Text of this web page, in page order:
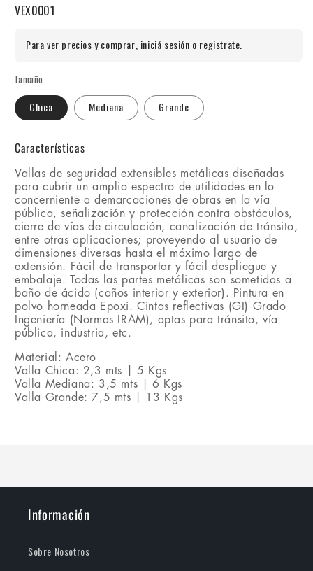
SKU:
VEX0001
Para ver precios y comprar, iniciá sesión o registrate
Tamaño
Chica Mediana Grande
Características
Vallas de seguridad extensibles metálicas diseñadas
para cubrir un amplio espectro de utilidades en lo
concerniente a demarcaciones de obras en la vía
pública, señalización y protección contra obstáculos,
cierre de vías de circulación, canalización de tránsito,
entre otras aplicaciones; proveyendo al usuario de
dimensiones diversas hasta el máximo largo de
extensión. Fácil de transportar y fácil despliegue y
embalaje. Todas las partes metálicas son sometidas a
baño de ácido (caños interior y exterior). Pintura en
polvo horneada Epoxi. Cintas reflectivas (GI) Grado
Ingeniería (Normas IRAM), aptas para tránsito, vía
pública, industria, etc.
Material: Acero
Valla Chica: 2,3 mts | 5 Kgs
Valla Mediana: 3,5 mts | 6 Kgs
Valla Grande: 7,5 mts | 13 Kgs
Información
Sobre Nosotros